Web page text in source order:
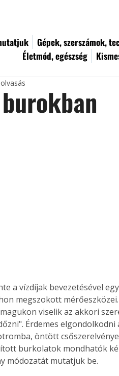
Gépek, szerszámok,
Életmód, egészség
a vízdíjak bevezetésével
megszokott
viselik az akkori
Érdemes
öntött
burkolatok mondhatók
módozatát mutatjuk be.